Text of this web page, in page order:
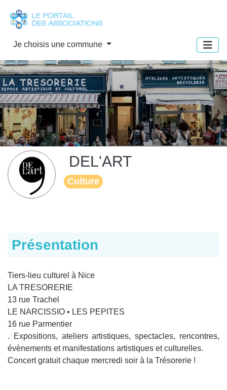
Je choisis une commune
DEL'ART
Culture
Présentation
Tiers-lieu culturel à Nice
LA TRESORERIE
13 rue Trachel
LE NARCISSIO • LES PEPITES
16 rue Parmentier
. Expositions, ateliers artistiques, spectacles, rencontres,
évènements et manifestations artistiques et culturelles.
Concert gratuit chaque mercredi soir à la Trésorerie !